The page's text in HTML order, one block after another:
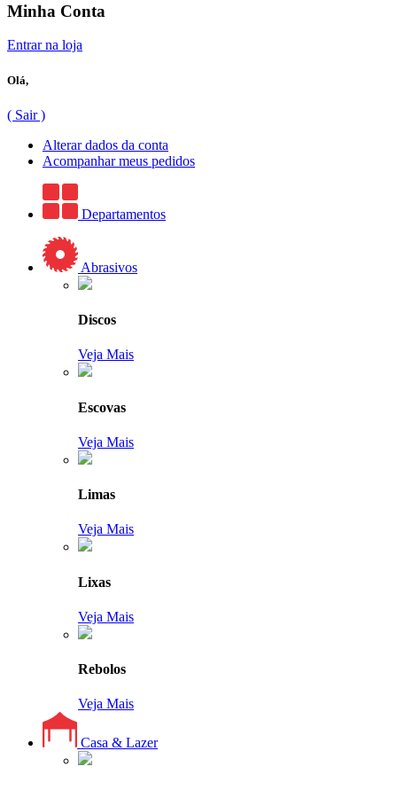
Minha Conta
Entrar na loja
Olá,
( Sair )
Alterar dados da conta
Acompanhar meus pedidos
Departamentos
Abrasivos
Discos
Veja Mais
Escovas
Veja Mais
Limas
Veja Mais
Lixas
Veja Mais
Rebolos
Veja Mais
Casa & Lazer